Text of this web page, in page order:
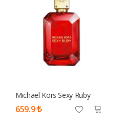
Michael Kors Sexy Ruby
100ml Tester Parfüm Kadın
659.9